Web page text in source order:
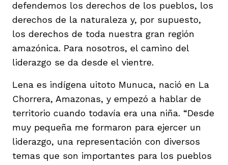
defendemos los derechos de los pueblos, los
derechos de la naturaleza y, por supuesto,
los derechos de toda nuestra gran región
amazónica. Para nosotros, el camino del
liderazgo se da desde el vientre.
Lena es indígena uitoto Munuca, nació en La
Chorrera, Amazonas, y empezó a hablar de
territorio cuando todavía era una niña. “Desde
muy pequeña me formaron para ejercer un
liderazgo, una representación con diversos
temas que son importantes para los pueblos